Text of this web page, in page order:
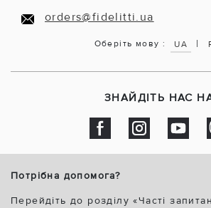
orders@fidelitti.ua
Оберіть мову : UA |
ЗНАЙДІТЬ НАС
Потрібна допомога?
Перейдіть до розділу «Часті